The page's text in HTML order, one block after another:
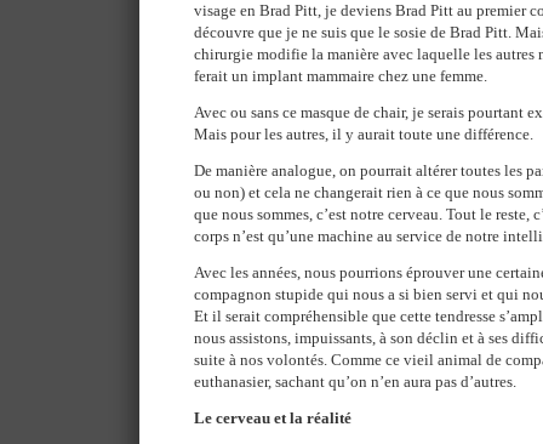
visage en Brad Pitt, je deviens Brad Pitt au premier
découvre que je ne suis que le sosie de Brad Pitt.
chirurgie modifie la manière avec laquelle les autres
ferait un implant mammaire chez une femme.
Avec ou sans ce masque de chair, je serais pourtant
Mais pour les autres, il y aurait toute une différence.
De manière analogue, on pourrait altérer toutes les
ou non) et cela ne changerait rien à ce que nous
que nous sommes, c’est notre cerveau. Tout le reste,
corps n’est qu’une machine au service de notre
Avec les années, nous pourrions éprouver une
compagnon stupide qui nous a si bien servi et qui
Et il serait compréhensible que cette tendresse
nous assistons, impuissants, à son déclin et à ses
suite à nos volontés. Comme ce vieil animal de
euthanasier, sachant qu’on n’en aura pas d’autres.
Le cerveau et la réalité